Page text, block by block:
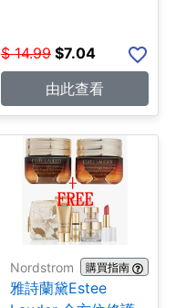
$ 14.99 $7.04
由此查看
Nordstrom 購買指南
雅詩蘭黛Estee